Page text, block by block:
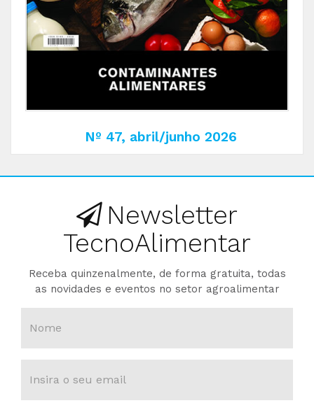
Nº 47, abril/junho 2026
Newsletter
TecnoAlimentar
Receba quinzenalmente, de forma gratuita, todas
as novidades e eventos no setor agroalimentar